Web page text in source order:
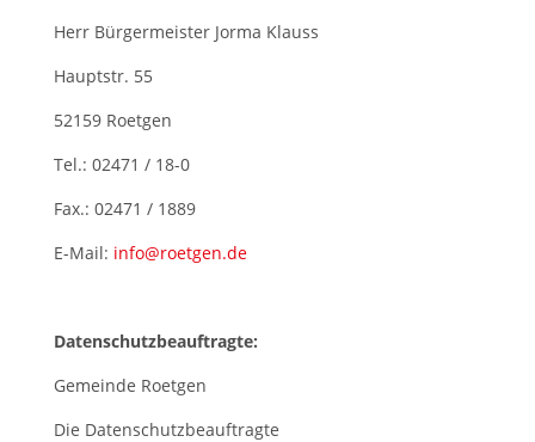
Herr Bürgermeister Jorma Klauss
Hauptstr. 55
52159 Roetgen
Tel.: 02471 / 18-0
Fax.: 02471 / 1889
E-Mail: info@roetgen.de
Datenschutzbeauftragte:
Gemeinde Roetgen
Die Datenschutzbeauftragte